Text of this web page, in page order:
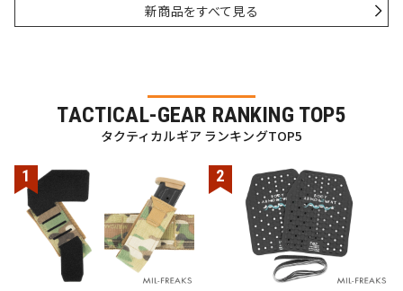
新商品をすべて見る
TACTICAL-GEAR RANKING TOP5
タクティカルギア ランキングTOP5